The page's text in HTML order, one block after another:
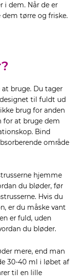
i dem. Når de er
tørre og friske.
bruge. Du tager
designet til fuldt ud
brug for anden
for at bruge dem
Bind
område
hjemme
du bløder, før
Hvis du
er du måske vant
er fuld, uden
du bløder.
mere, end man
30-40 ml i løbet af
til en lille